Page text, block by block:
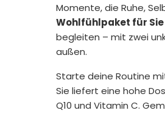
Momente, die Ruhe,
Wohlfühlpaket für Sie
begleiten – mit zwei
außen.
Starte deine Routine
Sie liefert eine hohe
Q10 und Vitamin C.